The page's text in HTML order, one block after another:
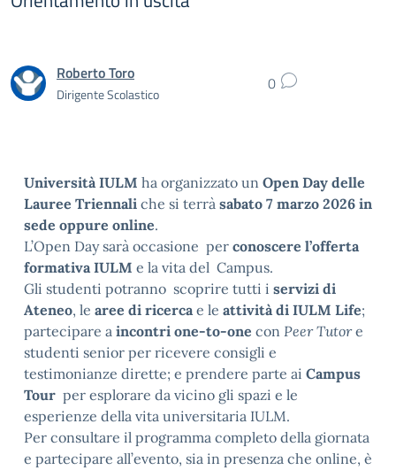
Roberto Toro
Dirigente Scolastico 0
Università IULM ha organizzato un Open Day delle
Lauree Triennali che si terrà sabato 7 marzo 2026 in
sede oppure online.
L’Open Day sarà occasione per conoscere l’offerta
formativa IULM e la vita del Campus.
Gli studenti potranno scoprire tutti i servizi di
Ateneo, le aree di ricercae le attività di IULM Life;
partecipare a incontri one-to-one con Peer Tutore
studenti senior per ricevere consigli e
testimonianze dirette; e prendere parte ai Campus
Tour per esplorare da vicino gli spazi e le
esperienze della vita universitaria IULM.
Per consultare il programma completo della giornata
e partecipare all’evento, sia in presenza che online, è